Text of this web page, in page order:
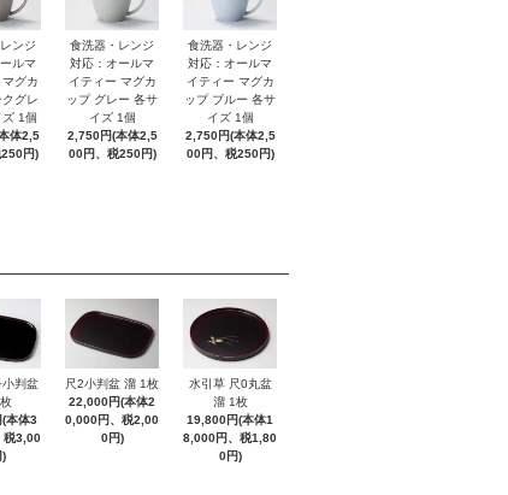
ンジ
ルマ
グカ
グレ
ズ 1個
体2,5
円)
食洗器・レンジ
対応：オールマ
イティー マグカ
ップ グレー 各サ
イズ 1個
2,750円(本体2,5
00円、税250円)
食洗器・レンジ
対応：オールマ
イティー マグカ
ップ ブルー 各サ
イズ 1個
2,750円(本体2,5
00円、税250円)
判盆
本体3
税3,00
尺2小判盆 溜 1枚
22,000円(本体2
0,000円、税2,00
0円)
水引草 尺0丸盆
溜 1枚
19,800円(本体1
8,000円、税1,80
0円)